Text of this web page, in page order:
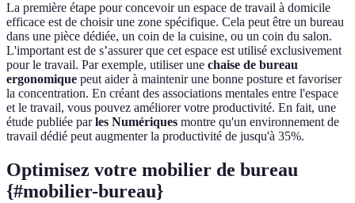
La première étape pour concevoir un espace de travail à domicile
efficace est de choisir une zone spécifique. Cela peut être un bureau
dans une pièce dédiée, un coin de la cuisine, ou un coin du salon.
L'important est de s’assurer que cet espace est utilisé exclusivement
pour le travail. Par exemple, utiliser une chaise de bureau
ergonomique peut aider à maintenir une bonne posture et favoriser
la concentration. En créant des associations mentales entre l'espace
et le travail, vous pouvez améliorer votre productivité. En fait, une
étude publiée parles Numériques montre qu'un environnement de
travail dédié peut augmenter la productivité de jusqu'à 35%.
Optimisez votre mobilier de bureau
{#mobilier-bureau}